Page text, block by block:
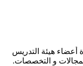
أعضاء هيئة التدريس
و التخصصات.